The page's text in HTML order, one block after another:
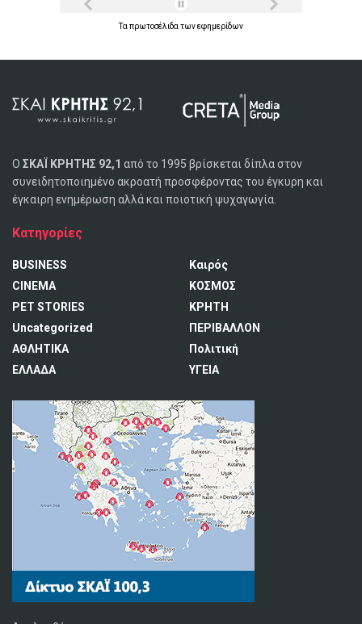
Τα πρωτοσέλιδα τωνεφημερίδων
Ο ΣΚΑΪ ΚΡΗΤΗΣ 92,1 από το 1995 βρίσκεται δίπλα στον
συνειδητοποιημένο ακροατή προσφέροντας του έγκυρη και
έγκαιρη ενημέρωση αλλά και ποιοτική ψυχαγωγία.
Κατηγορίες
BUSINESS
CINEMA
PET STORIES
Uncategorized
ΑΘΛΗΤΙΚΑ
ΕΛΛΑΔΑ
Καιρός
ΚΟΣΜΟΣ
ΚΡΗΤΗ
ΠΕΡΙΒΑΛΛΟΝ
Πολιτική
ΥΓΕΙΑ